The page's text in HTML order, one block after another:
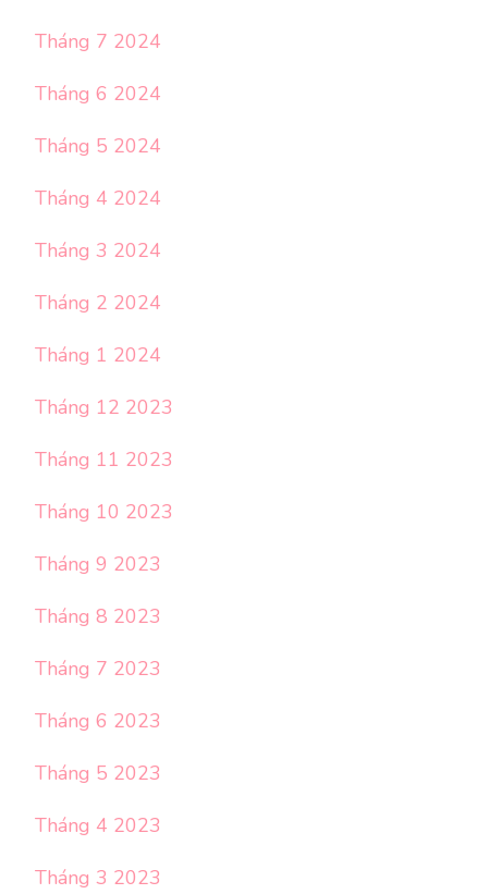
Tháng 7 2024
Tháng 6 2024
Tháng 5 2024
Tháng 4 2024
Tháng 3 2024
Tháng 2 2024
Tháng 1 2024
Tháng 12 2023
Tháng 11 2023
Tháng 10 2023
Tháng 9 2023
Tháng 8 2023
Tháng 7 2023
Tháng 6 2023
Tháng 5 2023
Tháng 4 2023
Tháng 3 2023